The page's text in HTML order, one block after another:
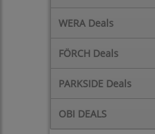
WERA Deals
FÖRCH Deals
PARKSIDE Deals
OBI DEALS